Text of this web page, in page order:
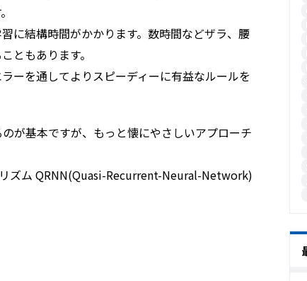
に結構時間がかかります。数時間などザラ、腰
ともあります。
ーを通してよりスピーディーに有益なルールを
が基本ですが、もっと懐にやさしいアプローチ
ズム QRNN(Quasi-Recurrent-Neural-Network)